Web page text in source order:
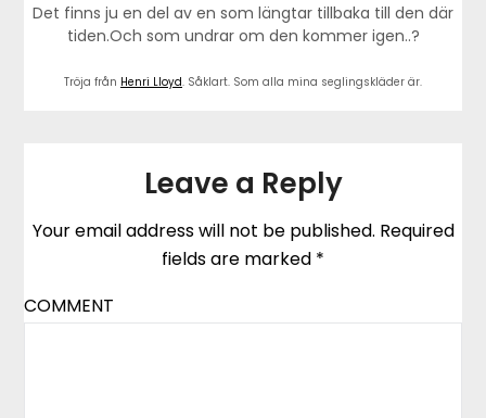
Det finns ju en del av en som längtar tillbaka till den där
tiden.Och som undrar om den kommer igen..?
Tröja från Henri Lloyd. Såklart. Som alla mina seglingskläder är.
Leave a Reply
Your email address will not be published. Required
fields are marked *
COMMENT